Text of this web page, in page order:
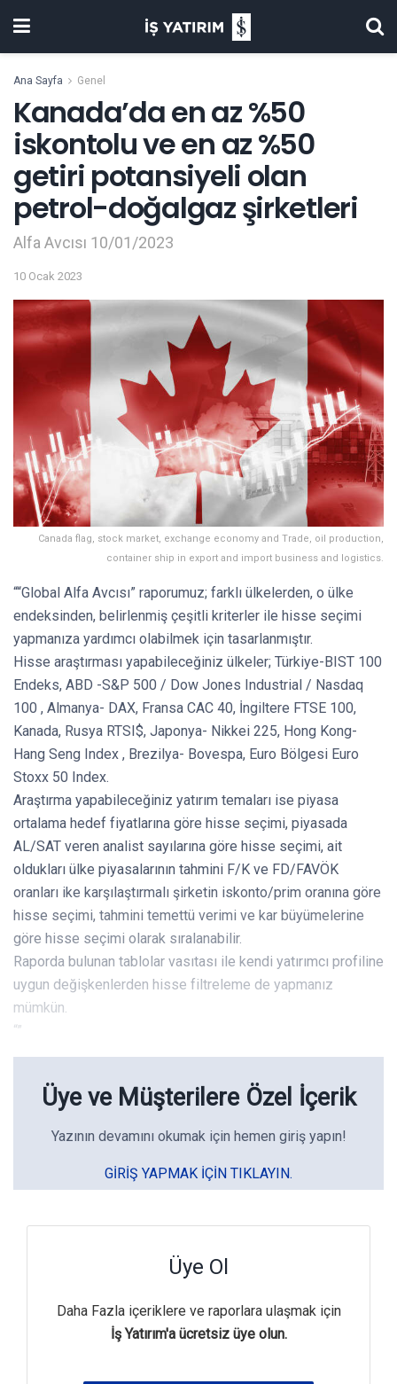
Ana Sayfa Genel
Kanada’da en az %50
iskontolu ve en az %50
getiri potansiyeli olan
petrol-doğalgaz şirketleri
Alfa Avcısı 10/01/2023
10 Ocak 2023
Canada flag, stock market, exchange economy and Trade, oil production,
container ship in export and import business and logistics.
““Global Alfa Avcısı” raporumuz; farklı ülkelerden, o ülke
endeksinden, belirlenmiş çeşitli kriterler ile hisse seçimi
yapmanıza yardımcı olabilmek için tasarlanmıştır.
Hisse araştırması yapabileceğiniz ülkeler; Türkiye-BIST 100
Endeks, ABD -S&P 500 / Dow Jones Industrial / Nasdaq
100 , Almanya- DAX, Fransa CAC 40, İngiltere FTSE 100,
Kanada, Rusya RTSI$, Japonya- Nikkei 225, Hong Kong-
Hang Seng Index , Brezilya- Bovespa, Euro Bölgesi Euro
Stoxx 50 Index.
Araştırma yapabileceğiniz yatırım temaları ise piyasa
ortalama hedef fiyatlarına göre hisse seçimi, piyasada
AL/SAT veren analist sayılarına göre hisse seçimi, ait
oldukları ülke piyasalarının tahmini F/K ve FD/FAVÖK
oranları ike karşılaştırmalı şirketin iskonto/prim oranına göre
hisse seçimi, tahmini temettü verimi ve kar büyümelerine
göre hisse seçimi olarak sıralanabilir.
Raporda bulunan tablolar vasıtası ile kendi yatırımcı profiline
uygun değişkenlerden hisse filtreleme de yapmanız
mümkün.
“”
Üye ve Müşterilere Özel İçerik
Yazının devamını okumak için hemen giriş yapın!
GIRIŞ YAPMAK IÇIN TIKLAYIN.
Üye Ol
Daha Fazla içeriklere ve raporlara ulaşmak için
İş Yatırım'a ücretsiz üye olun.